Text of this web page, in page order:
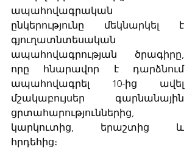
ապահովագրական
ընկերությունը մեկնարկել է
գյուղատնտեսական
ապահովագրության ծրագիրը,
որը հնարավոր է դարձնում
ապահովագրել 10-ից ավել
մշակաբույսեր գարնանային
ցրտահարություններից,
կարկուտից, երաշտից և
հրդեհից։